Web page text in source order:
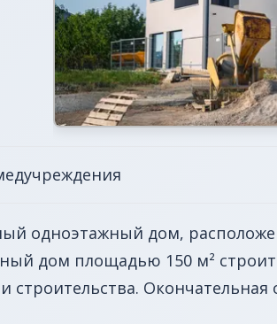
одноэтажный дом,
дом площадью 150 м²
строительства.